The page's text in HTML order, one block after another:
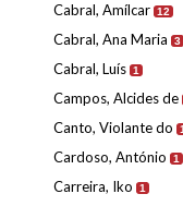
Cabral, Amílcar 12
Cabral, Ana Maria 3
Cabral, Luís 1
Campos, Alcides de
Canto, Violante do 1
Cardoso, António 1
Carreira, Iko 1